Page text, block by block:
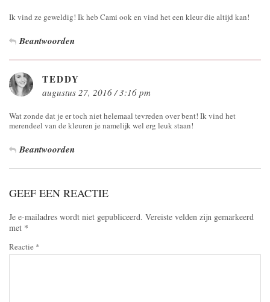
Ik vind ze geweldig! Ik heb Cami ook en vind het een kleur die altijd kan!
Beantwoorden
TEDDY
augustus 27, 2016 / 3:16 pm
Wat zonde dat je er toch niet helemaal tevreden over bent! Ik vind het
merendeel van de kleuren je namelijk wel erg leuk staan!
Beantwoorden
GEEF EEN REACTIE
Je e-mailadres wordt niet gepubliceerd. Vereiste velden zijn gemarkeerd
met *
Reactie *